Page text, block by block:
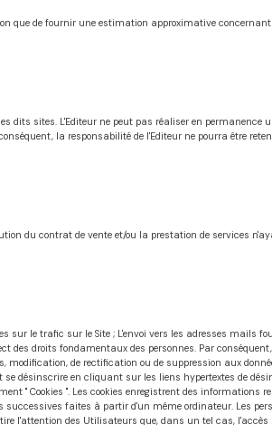
que de fournir une estimation approximative concernant
dits sites. L'Editeur ne peut pas réaliser en permanence
la responsabilité de l'Editeur ne pourra être
du contrat de vente et/ou la prestation de services
sur le trafic sur le Site ; L'envoi vers les adresses mails
droits fondamentaux des personnes. Par
de rectification ou de suppression aux
se désinscrire en cliquant sur les liens hypertextes de
" Cookies ". Les cookies enregistrent des informations
faites à partir d'un même ordinateur. Les
l'attention des Utilisateurs que, dans un tel cas,